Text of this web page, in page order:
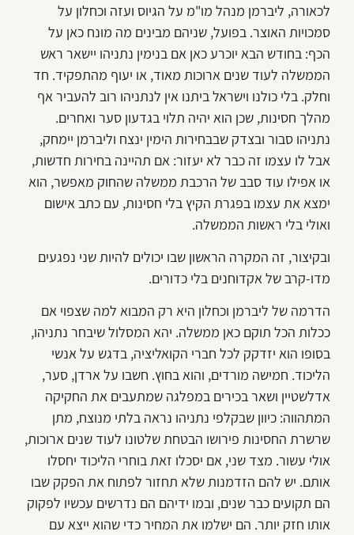
לכאורה, ליברמן מנהל מו"מ על הגיוס ועזה וכחלון על
סמכויות האוצר. בפועל, שניהם מבינים מה מונח כאן על
הכף: בחודש הבא יוכרע כאן אם בנימין נתניהו יישאר ראש
הממשלה לעוד שנים ארוכות מאוד, או יעוף מהתפקיד. חד
וחלק. בלי כולנו וישראל ביתנו אין לנתניהו רוב להעביר אף
מהלך חסינות, שכן הוא יהיה תלוי בגדעון סער ואחרים.
נתניהו סבור ובצדק שבבחירות הימין ינצח וליברמן יימחק,
אבל לו עצמו זה כבר לא יעזור: אם תהיינה בחירות חדשות,
או אפילו עוד סבב של הרכבת ממשלה שהחוק מאפשר, הוא
ימצא את עצמו בפגרת הקיץ בלי חסינות, עם כתב אישום
ואולי בלי ראשות הממשלה.
ובקיצור, זה המקרה הראשון שבו יכולים להיות שני נפגעים
מדו-קרב של אקדוחנים בלי כדורים.
הדרמה של ליברמן וכחלון היא רק המבוא למה שצפוי אם
ככלות הכל תוקם כאן ממשלה. יהא המסלול שיבחר נתניהו,
בסופו הוא יזדקק לכל חברי הקואליציה, בדגש על אנשי
הליכוד. חמישה מורדים, והוא בחוץ. חשבו על ארדן, סער,
אדלשטיין ושאר בכירים במפלגה שמתעבים את החקיקה
המתהווה: כיוון שבקלפי נתניהו נראה בלתי מנוצח, מתן
שרשרת החסינות פירושו הבטחת שלטונו לעוד שנים ארוכות,
אולי עשור. מצד שני, אם יסכלו זאת בוחרי הליכוד יחסלו
אותם. יש להם הזדמנות שלא תחזור לפתוח את הפקק שבו
הם תקועים כבר שנים, ובמו ידיהם הם נדרשים עכשיו לפקוק
אותו חזק יותר. הם ישלמו את המחיר כדי שהוא ייצא עם